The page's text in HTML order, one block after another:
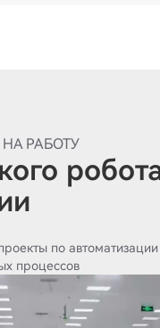
РАБОТУ
по автоматизации
процессов